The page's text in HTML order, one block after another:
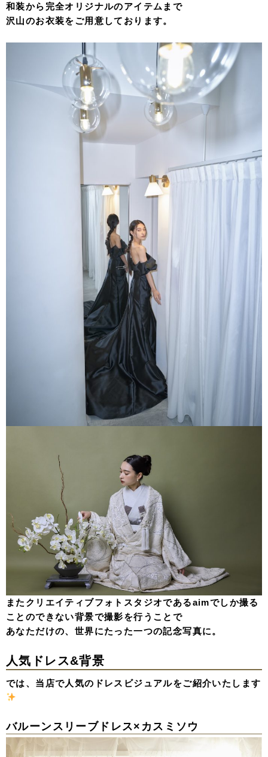
和装から完全オリジナルのアイテムまで
沢山のお衣装をご用意しております。
またクリエイティブフォトスタジオであるaimでしか撮る
ことのできない背景で撮影を行うことで
あなただけの、世界にたった一つの記念写真に。
人気ドレス&背景
では、当店で人気のドレスビジュアルをご紹介いたします
バルーンスリーブドレス×カスミソウ